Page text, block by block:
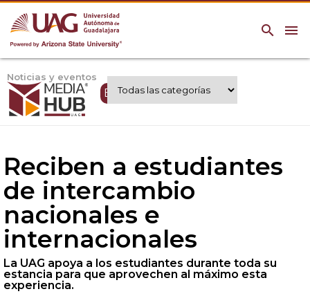
menu
search
Noticias y eventos
Expertos UAG
Reciben a estudiantes
de intercambio
nacionales e
internacionales
La UAG apoya a los estudiantes durante toda su
estancia para que aprovechen al máximo esta
experiencia.